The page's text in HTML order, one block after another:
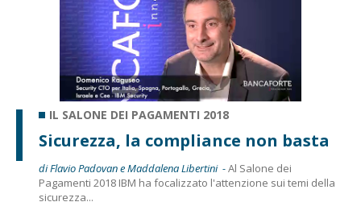
IL SALONE DEI PAGAMENTI 2018
Sicurezza, la compliance non basta
di Flavio Padovan e Maddalena Libertini -Al Salone dei
Pagamenti 2018 IBM ha focalizzato l'attenzione sui temi della
sicurezza...